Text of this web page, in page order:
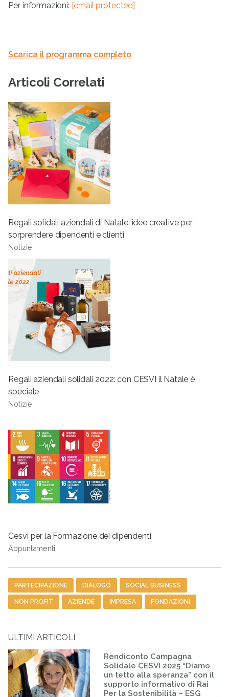
Per informazioni: [email protected]
Scarica il programma completo
Articoli Correlati
Regali solidali aziendali di Natale: idee creative per
sorprendere dipendenti e clienti
Notizie
Regali aziendali solidali 2022: con CESVI il Natale è
speciale
Notizie
Cesvi per la Formazione dei dipendenti
Appuntamenti
Tag
PARTECIPAZIONE DIALOGO SOCIAL BUSINESS
NON PROFIT AZIENDE IMPRESA FONDAZIONI
ULTIMI ARTICOLI
Rendiconto Campagna
Solidale CESVI 2025 “Diamo
un tetto alla speranza” con il
supporto informativo di Rai
Per la Sostenibilità – ESG